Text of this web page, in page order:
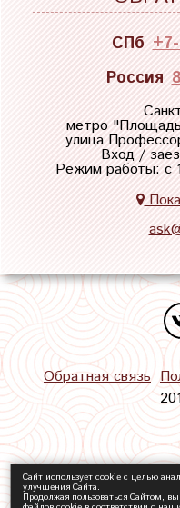
СПб
Россия
метро "
улица
Вход /
Режим работы: с
Обратная связь
Сайт использует cookie с целью
улучшения Сайта.
Продолжая пользоваться Сайтом,